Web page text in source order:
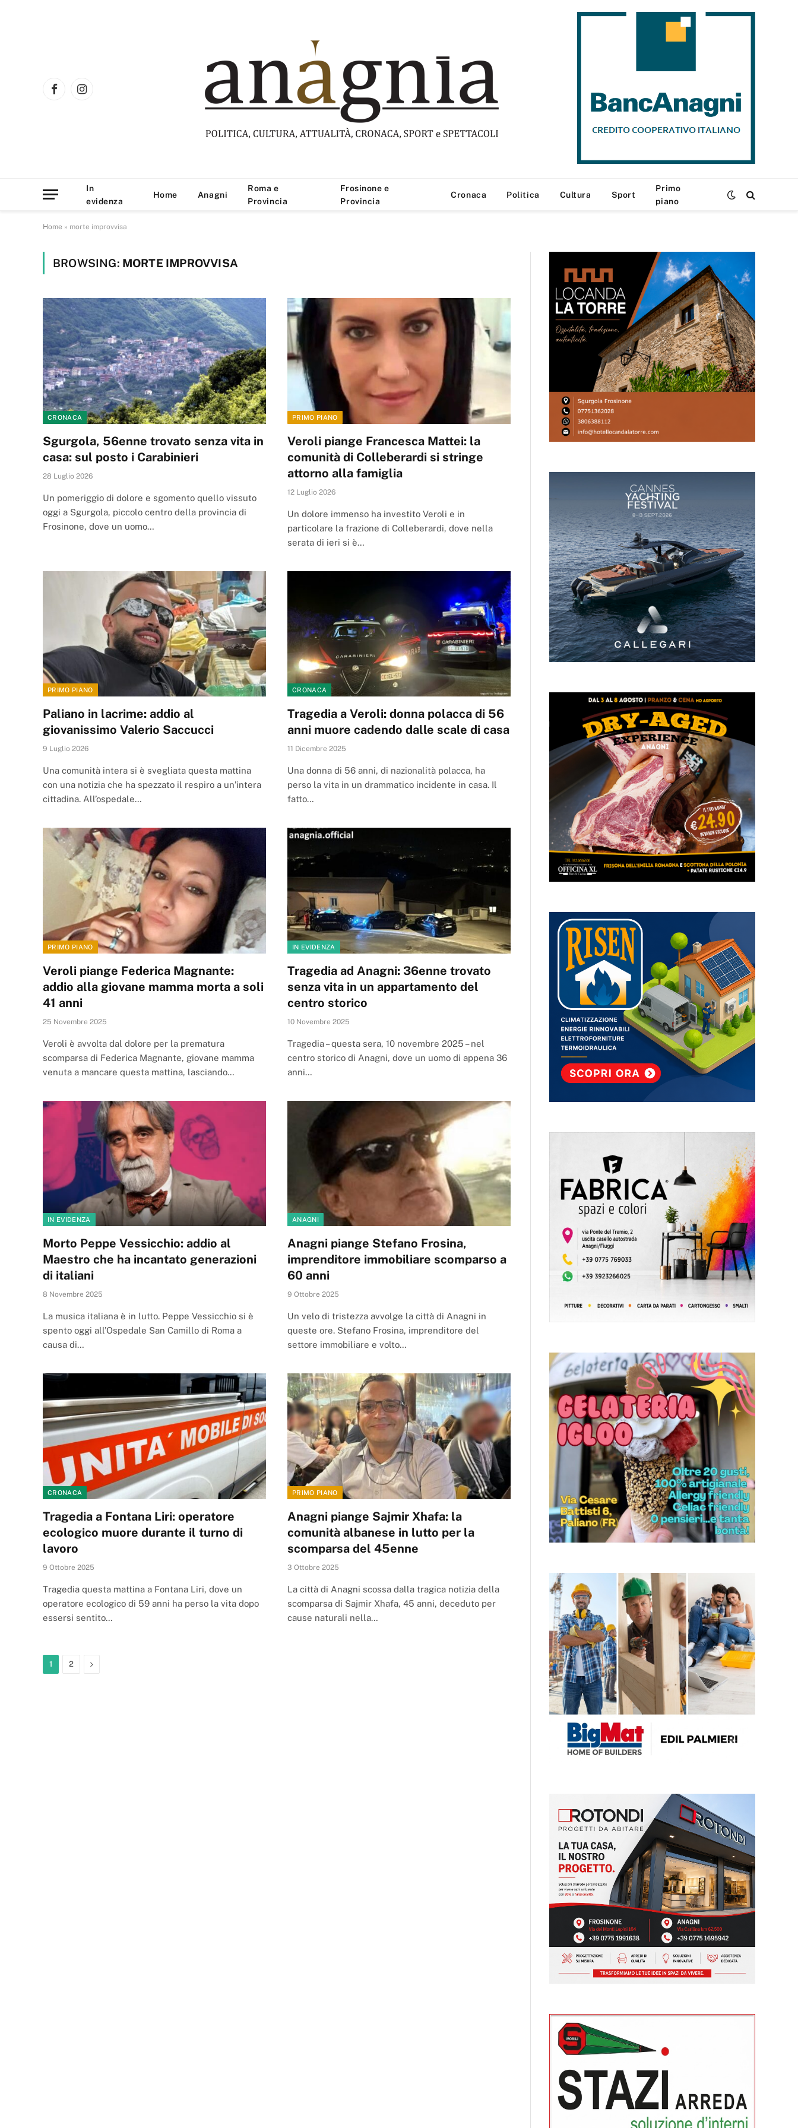
FacebookInstagram
In
evidenza
Home Anagni
Roma e
Provincia
Frosinone e
Provincia
Cronaca Politica Cultura Sport
Primo
piano
Home » morte improvvisa
BROWSING: MORTE IMPROVVISA
CRONACA
Sgurgola, 56enne trovato senza vita in
casa: sul posto i Carabinieri
28 Luglio 2026
Un pomeriggio di dolore e sgomento quello vissuto
oggi a Sgurgola, piccolo centro della provincia di
Frosinone, dove un uomo…
PRIMO PIANO
Veroli piange Francesca Mattei: la
comunità di Colleberardi si stringe
attorno alla famiglia
12 Luglio 2026
Un dolore immenso ha investito Veroli e in
particolare la frazione di Colleberardi, dove nella
serata di ieri si è…
PRIMO PIANO
Paliano in lacrime: addio al
giovanissimo Valerio Saccucci
9 Luglio 2026
Una comunità intera si è svegliata questa mattina
con una notizia che ha spezzato il respiro a un’intera
cittadina. All’ospedale…
CRONACA
Tragedia a Veroli: donna polacca di 56
anni muore cadendo dalle scale di casa
11 Dicembre 2025
Una donna di 56 anni, di nazionalità polacca, ha
perso la vita in un drammatico incidente in casa. Il
fatto…
PRIMO PIANO
Veroli piange Federica Magnante:
addio alla giovane mamma morta a soli
41 anni
25 Novembre 2025
Veroli è avvolta dal dolore per la prematura
scomparsa di Federica Magnante, giovane mamma
venuta a mancare questa mattina, lasciando…
IN EVIDENZA
Tragedia ad Anagni: 36enne trovato
senza vita in un appartamento del
centro storico
10 Novembre 2025
Tragedia – questa sera, 10 novembre 2025 – nel
centro storico di Anagni, dove un uomo di appena 36
anni…
IN EVIDENZA
Morto Peppe Vessicchio: addio al
Maestro che ha incantato generazioni
di italiani
8 Novembre 2025
La musica italiana è in lutto. Peppe Vessicchio si è
spento oggi all’Ospedale San Camillo di Roma a
causa di…
ANAGNI
Anagni piange Stefano Frosina,
imprenditore immobiliare scomparso a
60 anni
9 Ottobre 2025
Un velo di tristezza avvolge la città di Anagni in
queste ore. Stefano Frosina, imprenditore del
settore immobiliare e volto…
CRONACA
Tragedia a Fontana Liri: operatore
ecologico muore durante il turno di
lavoro
9 Ottobre 2025
Tragedia questa mattina a Fontana Liri, dove un
operatore ecologico di 59 anni ha perso la vita dopo
essersi sentito…
PRIMO PIANO
Anagni piange Sajmir Xhafa: la
comunità albanese in lutto per la
scomparsa del 45enne
3 Ottobre 2025
La città di Anagni scossa dalla tragica notizia della
scomparsa di Sajmir Xhafa, 45 anni, deceduto per
cause naturali nella…
1 2 Next